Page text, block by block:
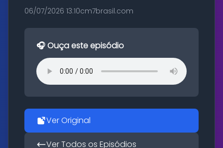
06/07/2026 13:10cm7brasil.com
🎧 Ouça este episódio
Ver Original
Ver Todos os Episódios